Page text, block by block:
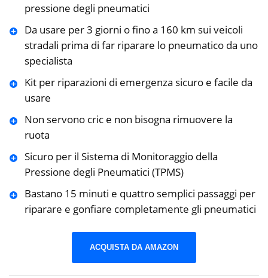
pressione degli pneumatici
Da usare per 3 giorni o fino a 160 km sui veicoli
stradali prima di far riparare lo pneumatico da uno
specialista
Kit per riparazioni di emergenza sicuro e facile da
usare
Non servono cric e non bisogna rimuovere la
ruota
Sicuro per il Sistema di Monitoraggio della
Pressione degli Pneumatici (TPMS)
Bastano 15 minuti e quattro semplici passaggi per
riparare e gonfiare completamente gli pneumatici
ACQUISTA DA AMAZON